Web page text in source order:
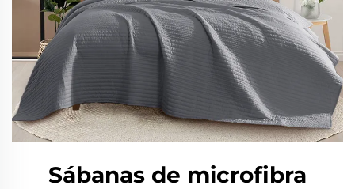
Sábanas de microfibra